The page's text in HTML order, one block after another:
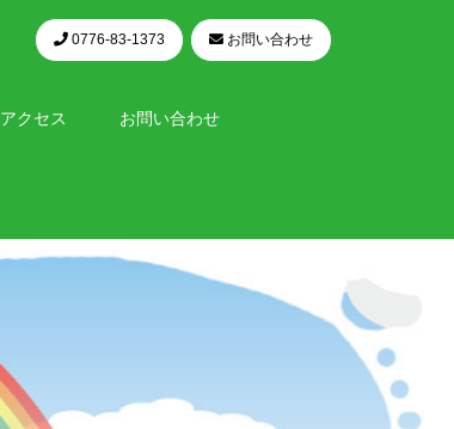
0776-83-1373 お問い合わせ
アクセス お問い合わせ